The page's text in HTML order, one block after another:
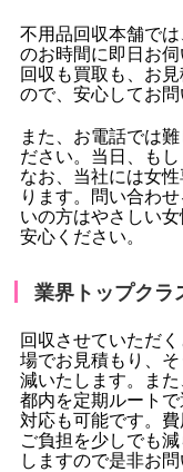
不用品回収本舗で
のお時間に即日お伺
回収も買取も、お
ので、安心してお問
また、お電話では
ださい。当日、も
なお、当社には女
ります。問い合わ
いの方はやさしい
安心ください。
業界トップクラ
回収させていただ
場でお見積もり、
減いたします。ま
都内を定期ルート
対応も可能です。
ご負担を少しでも
しますので是非お